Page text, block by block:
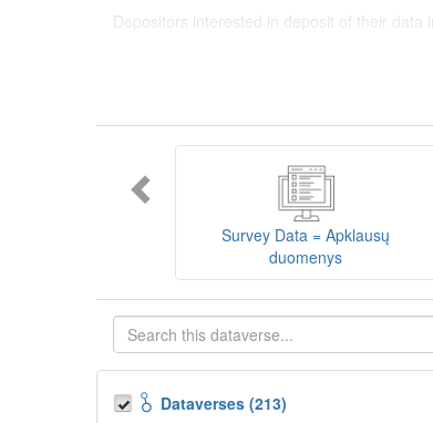
Depositors interested in deposit of their
sklaidos infrastruktūra, suteikianti prieigą
tarptautinius standartus. LiDA įsikūręs
Prieigai prie išteklių naudojama ši
įvairių tipų išteklius ir jie publikuojami
duomenys
Koduotieji duomenys (įskaitant
mokslo ir studijų bei Lietuvos valstybės
talpykla, surasti ir parsisiųsti duomenis,
Survey Data = Apklausų
duomenys
Dataverses (213)